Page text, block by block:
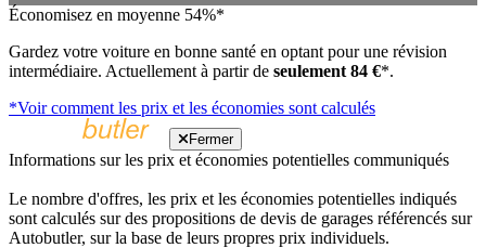
Économisez en moyenne 54%*
Gardez votre voiture en bonne santé en optant pour une révision
intermédiaire. Actuellement à partir de seulement 84 €*.
*Voir comment les prix et les économies sont calculés
Fermer
Informations sur les prix et économies potentielles communiqués
Le nombre d'offres, les prix et les économies potentielles indiqués
sont calculés sur des propositions de devis de garages référencés sur
Autobutler, sur la base de leurs propres prix individuels.